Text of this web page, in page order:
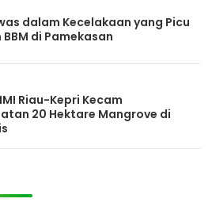
dalam Kecelakaan yang Picu
di Pamekasan
Riau-Kepri Kecam
20 Hektare Mangrove di